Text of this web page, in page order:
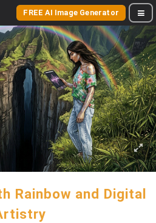
FREE AI Image Generator
Rainbow and Digital